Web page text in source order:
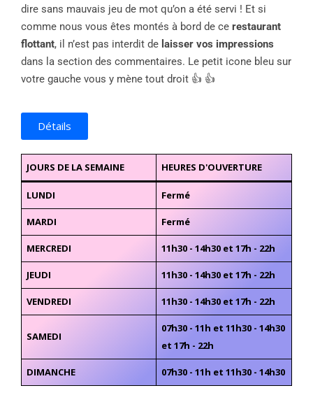
dire sans mauvais jeu de mot qu’on a été servi ! Et si
comme nous vous êtes montés à bord de ce restaurant
flottant, il n’est pas interdit de laisser vos impressions
dans la section des commentaires. Le petit icone bleu sur
votre gauche vous y mène tout droit 👍 👍
Détails
JOURS DE LA SEMAINE HEURES D'OUVERTURE
LUNDI Fermé
MARDI Fermé
MERCREDI 11h30 - 14h30 et 17h - 22h
JEUDI 11h30 - 14h30 et 17h - 22h
VENDREDI 11h30 - 14h30 et 17h - 22h
SAMEDI
07h30 - 11h et 11h30 - 14h30
et 17h - 22h
DIMANCHE 07h30 - 11h et 11h30 - 14h30